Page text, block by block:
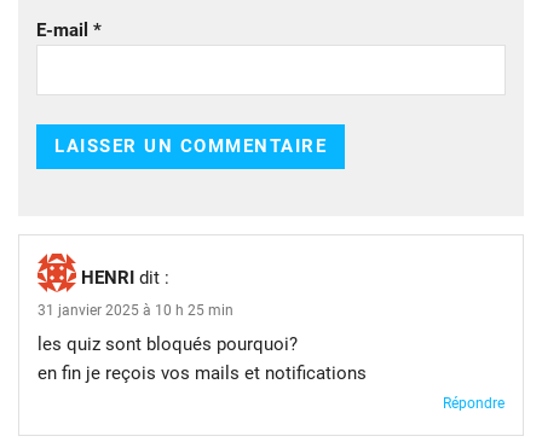
E-mail *
HENRI dit :
31 janvier 2025 à 10 h 25 min
les quiz sont bloqués pourquoi?
en fin je reçois vos mails et notifications
Répondre